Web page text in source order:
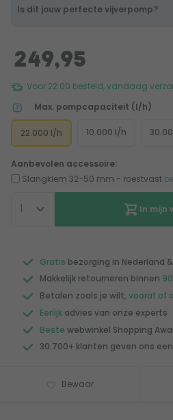
Is dit jouw perfecte vijverpomp?
249,95
Voor 22:00 besteld, vandaag
Max. pompcapaciteit (l/h)
22.000 l/h 10.000 l/h
Aanbevolen accessoire:
Slangklem 32-50 mm - roestvast
In mijn
Gratis bezorging in Nederland
Makkelijk retourneren binnen
Betalen zoals je wilt, vooraf of
Eerlijk advies van onze experts
Beste webwinkel Shopping
30.700+ klanten geven ons een
Bewaar